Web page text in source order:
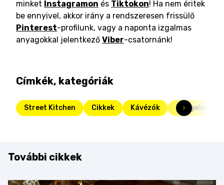
minket Instagramon és Tiktokon! Ha nem éritek
be ennyivel, akkor irány a rendszeresen frissülő
Pinterest-profilunk, vagy a naponta izgalmas
anyagokkal jelentkező Viber-csatornánk!
Címkék, kategóriák
Street Kitchen Cikkek Kávézók Reggelizők
További cikkek